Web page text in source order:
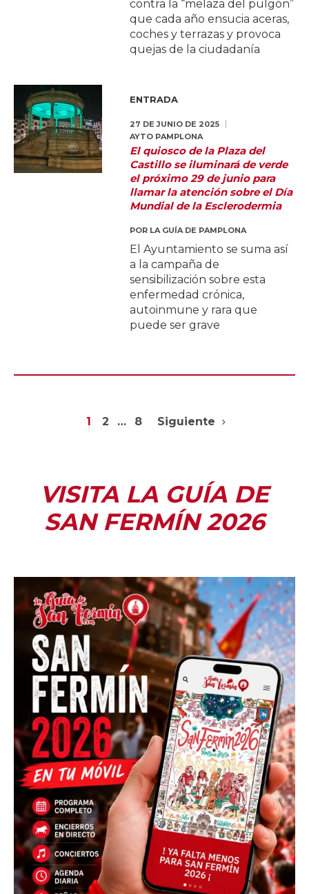
contra la “melaza del pulgón”
que cada año ensucia aceras,
coches y terrazas y provoca
quejas de la ciudadanía
ENTRADA
27 DE JUNIO DE 2025
AYTO PAMPLONA
El quiosco de la Plaza del
Castillo se iluminará de verde
el próximo 29 de junio para
llamar la atención sobre el Día
Mundial de la Esclerodermia
POR LA GUÍA DE PAMPLONA
El Ayuntamiento se suma así
a la campaña de
sensibilización sobre esta
enfermedad crónica,
autoinmune y rara que
puede ser grave
1 2 … 8 Siguiente
VISITA LA GUÍA DE
SAN FERMÍN 2026